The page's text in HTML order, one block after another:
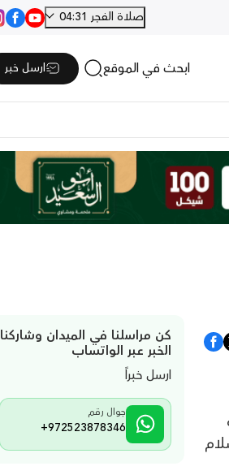
صلاة الفجر 04:31
ابحث في الموقع ارسل خبر
كن مراسلنا في الميدان وشاركنا
الخبر عبر الواتساب
ارسل خبراً
جوال رقم
+972523878346